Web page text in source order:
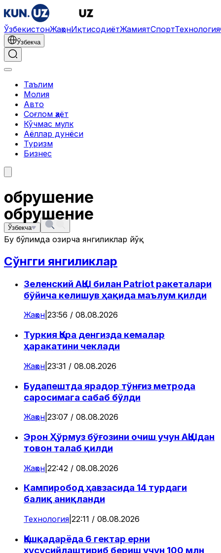
ЎзбекистонЖаҳонИқтисодиётЖамиятСпортТехнология
Ўзбекча
Таълим
Молия
Авто
Соғлом ҳаёт
Кўчмас мулк
Аёллар дунёси
Туризм
Бизнес
обрушение
Ўзбекча
обрушение
Бу бўлимда ҳозирча янгиликлар йўқ
Сўнгги янгиликлар
Зеленский АҚШ билан Patriot ракеталари
бўйича келишув ҳақида маълум қилди
Жаҳон 23:56 / 08.08.2026
Туркия Қора денгизда кемалар
ҳаракатини чеклади
Жаҳон 23:31 / 08.08.2026
Будапештда ярадор тўнғиз метрода
саросимага сабаб бўлди
Жаҳон 23:07 / 08.08.2026
Эрон Ҳўрмуз бўғозини очиш учун АҚШдан
товон талаб қилди
Жаҳон 22:42 / 08.08.2026
Кампиробод ҳавзасида 14 турдаги
балиқ аниқланди
Технология 22:11 / 08.08.2026
Қашқадарёда 6 гектар ерни
хусусийлаштириб бериш учун 100 млн